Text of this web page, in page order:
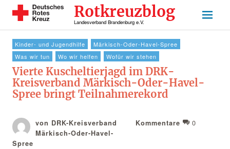
Rotkreuzblog
Landesverband Brandenburg e.V.
Kinder- und Jugendhilfe
Märkisch-Oder-Havel-Spree
Was wir tun
Wo wir helfen Wofür wir stehen
Vierte Kuscheltierjagd im DRK-
Kreisverband Märkisch-Oder-Havel-
Spree bringt Teilnahmerekord
von DRK-Kreisverband
Märkisch-Oder-Havel-
Spree
Kommentare 0